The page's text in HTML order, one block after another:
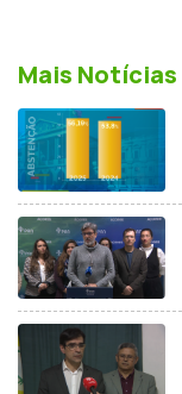
Mais Notícias